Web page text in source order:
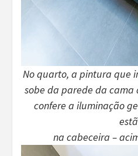
No quarto, a pintura que
sobe da parede da cama
confere a iluminação
na cabeceira –